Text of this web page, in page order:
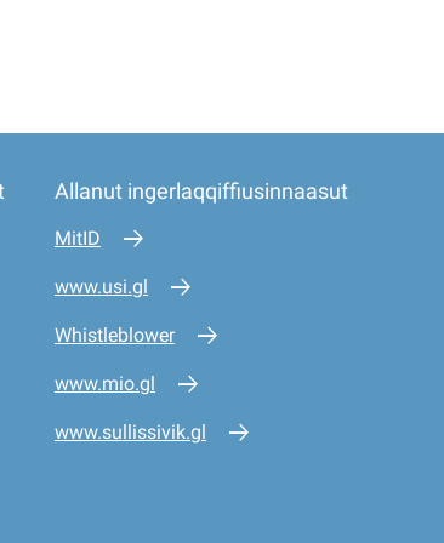
Allanut ingerlaqqiffiusinnaasut
MitID
www.usi.gl
Whistleblower
www.mio.gl
www.sullissivik.gl